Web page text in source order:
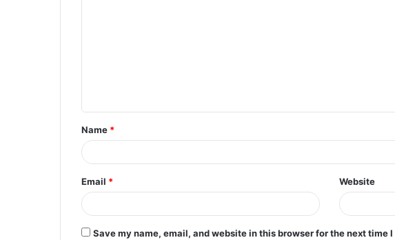
t
*
Name *
Email * Website
Save my name, email, and website in this browser for the next time